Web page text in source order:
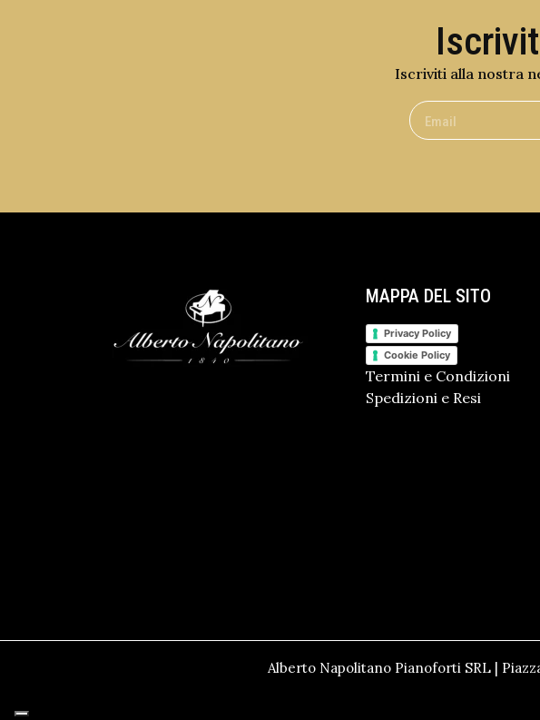
Iscriviti alla nostra
MAPPA DEL SITO
Privacy Policy
Cookie Policy
Termini e Condizioni
Spedizioni e Resi
Alberto Napolitano Pianoforti SRL |